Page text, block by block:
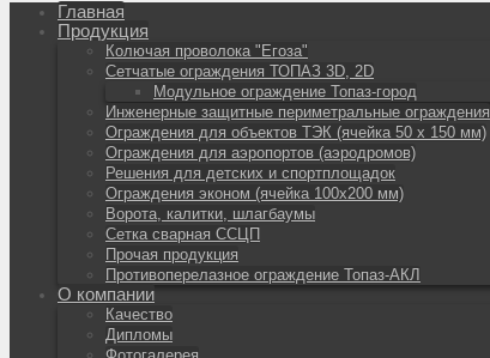
Главная
Продукция
Колючая проволока "Егоза"
Сетчатые ограждения ТОПАЗ 3D, 2D
Модульное ограждение Топаз-город
Инженерные защитные периметральные ограждения
Ограждения для объектов ТЭК (ячейка 50 х 150 мм)
Ограждения для аэропортов (аэродромов)
Решения для детских и спортплощадок
Ограждения эконом (ячейка 100х200 мм)
Ворота, калитки, шлагбаумы
Сетка сварная ССЦП
Прочая продукция
Противоперелазное ограждение Топаз-АКЛ
О компании
Качество
Дипломы